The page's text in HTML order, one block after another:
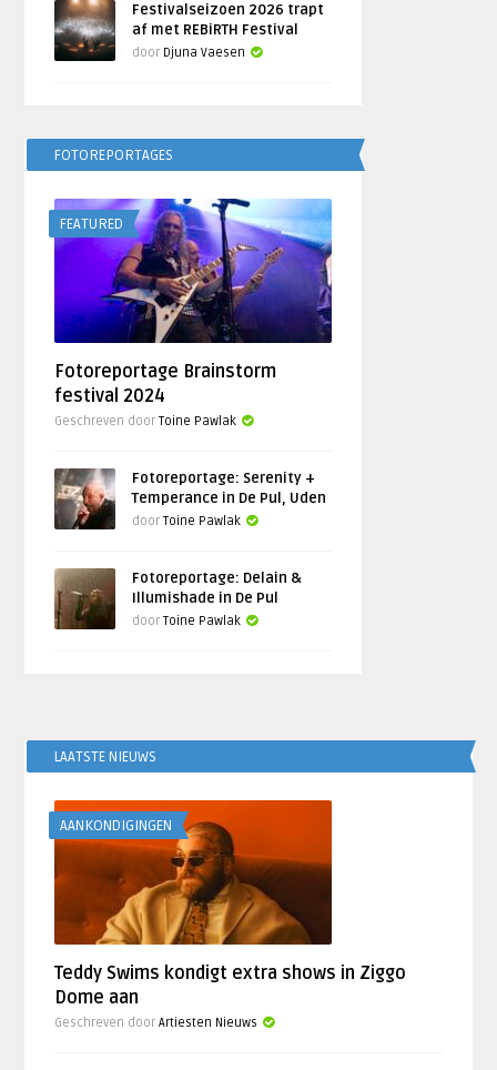
Festivalseizoen 2026 trapt
af met REBiRTH Festival
door Djuna Vaesen
FOTOREPORTAGES
FEATURED
Fotoreportage Brainstorm
festival 2024
Geschreven doorToine Pawlak
Fotoreportage: Serenity +
Temperance in De Pul, Uden
doorToine Pawlak
Fotoreportage: Delain &
Illumishade in De Pul
doorToine Pawlak
LAATSTE NIEUWS
AANKONDIGINGEN
Teddy Swims kondigt extra shows in Ziggo
Dome aan
Geschreven doorArtiesten Nieuws